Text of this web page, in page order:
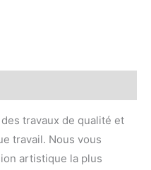
travaux de qualité et
travail. Nous vous
artistique la plus